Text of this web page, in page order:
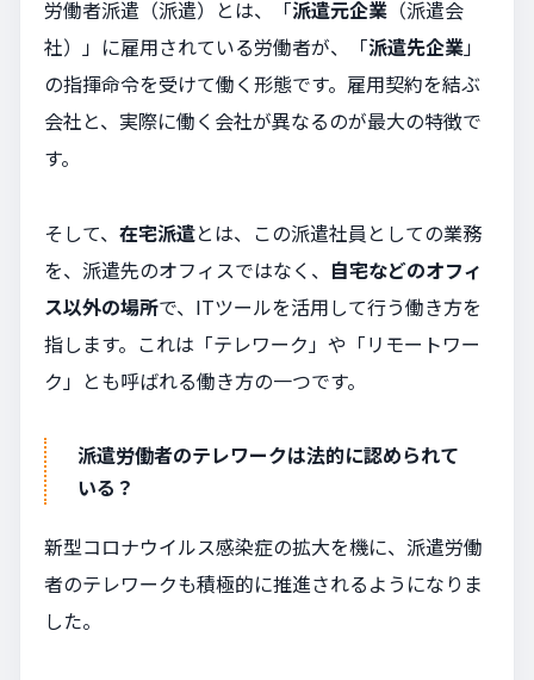
労働者派遣（派遣）とは、「派遣元企業 （派遣会
社）」に雇用されている労働者が、「派遣先企業」
の指揮命令を受けて働く形態です。雇用契約を結ぶ
会社と、実際に働く会社が異なるのが最大の特徴で
す。
そして、 在宅派遣とは、この派遣社員としての業務
を、派遣先のオフィスではなく、 自宅などのオフィ
ス以外の場所で、ITツールを活用して行う働き方を
指します。これは「テレワーク」や「リモートワー
ク」とも呼ばれる働き方の一つです。
派遣労働者のテレワークは法的に認められて
いる？
新型コロナウイルス感染症の拡大を機に、派遣労働
者のテレワークも積極的に推進されるようになりま
した。